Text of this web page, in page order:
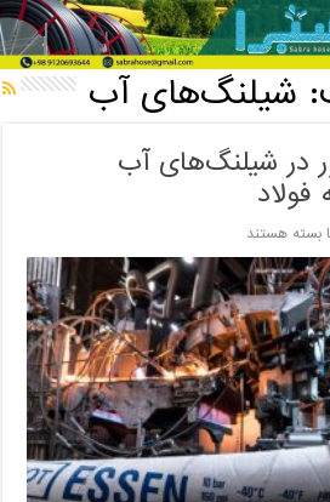
آب
شیلنگ‌های آب
در شیلنگ‌های آب
فولاد
برای
جلوگیری
از
گشتاور
در
شیلنگ‌های
آب
خنک‌کننده
کارخانه
فولاد
بسته هستند